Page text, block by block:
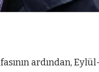
ardından,